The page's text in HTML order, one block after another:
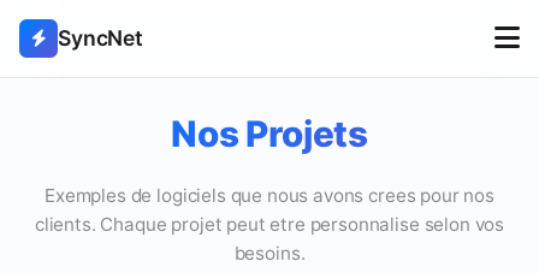
SyncNet
Nos Projets
Exemples de logiciels que nous avons crees pour nos
clients. Chaque projet peut etre personnalise selon vos
besoins.